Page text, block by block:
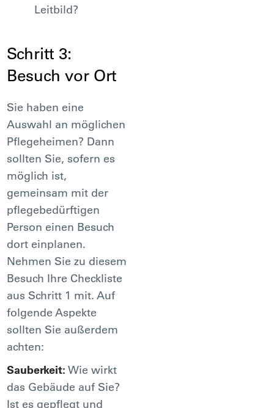
Leitbild?
Schritt 3:
Besuch vor Ort
Sie haben eine
Auswahl an möglichen
Pflegeheimen? Dann
sollten Sie, sofern es
möglich ist,
gemeinsam mit der
pflegebedürftigen
Person einen Besuch
dort einplanen.
Nehmen Sie zu diesem
Besuch Ihre Checkliste
aus Schritt 1 mit. Auf
folgende Aspekte
sollten Sie außerdem
achten:
Sauberkeit: Wie wirkt
das Gebäude auf Sie?
Ist es gepflegt und